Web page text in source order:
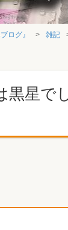
ログ』 雑記
黒星で